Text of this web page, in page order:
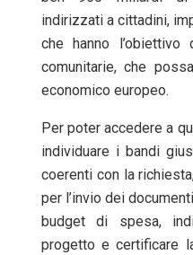
indirizzati a cittadini,
che hanno
comunitarie, che
economico europeo.
Per poter accedere a
individuare i bandi
coerenti con la
per l’invio dei
budget di spesa,
progetto e certificare